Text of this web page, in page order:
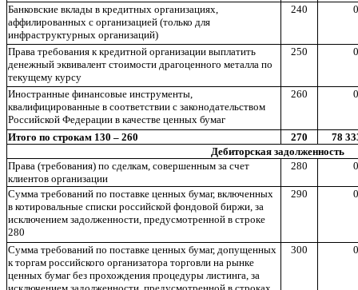
Банковские вклады в кредитных организациях,
аффилированных с организацией (только для
инфраструктурных организаций)
240
Права требования к кредитной организации выплатить
денежный эквивалент стоимости драгоценного металла по
текущему курсу
250
Иностранные финансовые инструменты,
квалифицированные в соответствии с законодательством
Российской Федерации в качестве ценных бумаг
260
Итого по строкам 130 – 260 270
78
Дебиторская задолженность
Права (требования) по сделкам, совершенным за счет
клиентов организации
280
Сумма требований по поставке ценных бумаг, включенных
в котировальные списки российской фондовой биржи, за
исключением задолженности, предусмотренной в строке
280
290
Сумма требований по поставке ценных бумаг, допущенных
к торгам российского организатора торговли на рынке
ценных бумаг без прохождения процедуры листинга, за
300